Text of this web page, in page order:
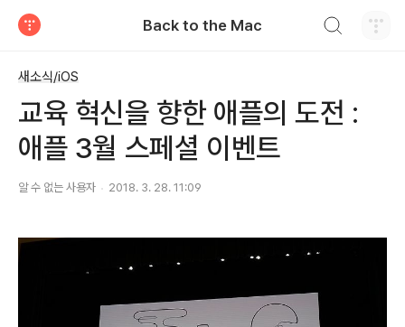
Back to the Mac
새소식/iOS
교육 혁신을 향한 애플의 도전 :
애플 3월 스페셜 이벤트
알 수 없는 사용자 2018. 3. 28. 11:09